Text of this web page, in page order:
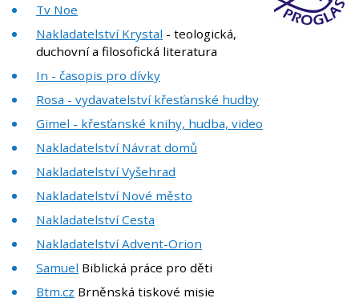
Tv Noe
Nakladatelství Krystal - teologická,
duchovní a filosofická literatura
In - časopis pro dívky
Rosa - vydavatelství křesťanské hudby
Gimel - křesťanské knihy, hudba, video
Nakladatelství Návrat domů
Nakladatelství Vyšehrad
Nakladatelství Nové město
Nakladatelství Cesta
Nakladatelství Advent-Orion
Samuel Biblická práce pro děti
Btm.cz Brněnská tiskové misie